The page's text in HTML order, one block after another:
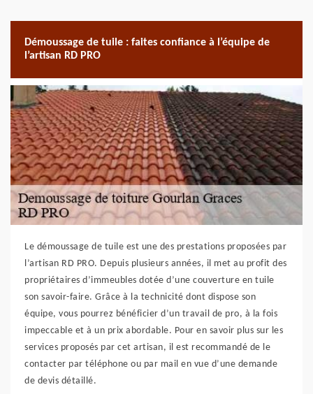
Démoussage de tuile : faites confiance à l’équipe de
l’artisan RD PRO
Le démoussage de tuile est une des prestations proposées par
l’artisan RD PRO. Depuis plusieurs années, il met au profit des
propriétaires d’immeubles dotée d’une couverture en tuile
son savoir-faire. Grâce à la technicité dont dispose son
équipe, vous pourrez bénéficier d’un travail de pro, à la fois
impeccable et à un prix abordable. Pour en savoir plus sur les
services proposés par cet artisan, il est recommandé de le
contacter par téléphone ou par mail en vue d’une demande
de devis détaillé.